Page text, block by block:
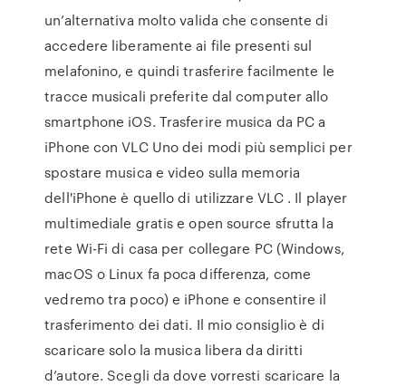
un’alternativa molto valida che consente di
accedere liberamente ai file presenti sul
melafonino, e quindi trasferire facilmente le
tracce musicali preferite dal computer allo
smartphone iOS. Trasferire musica da PC a
iPhone con VLC Uno dei modi più semplici per
spostare musica e video sulla memoria
dell'iPhone è quello di utilizzare VLC . Il player
multimediale gratis e open source sfrutta la
rete Wi-Fi di casa per collegare PC (Windows,
macOS o Linux fa poca differenza, come
vedremo tra poco) e iPhone e consentire il
trasferimento dei dati. Il mio consiglio è di
scaricare solo la musica libera da diritti
d’autore. Scegli da dove vorresti scaricare la